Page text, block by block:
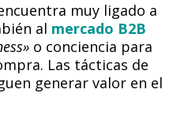
muy ligado a
al mercado B2B
o conciencia para
Las tácticas de
generar valor en el